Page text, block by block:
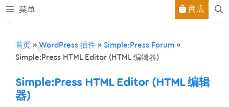
跳
菜单 商店
首页 » WordPress 插件 » Simple:Press Forum »
Simple:Press HTML Editor (HTML 编辑器)
Simple:Press HTML Editor (HTML 编辑
器)